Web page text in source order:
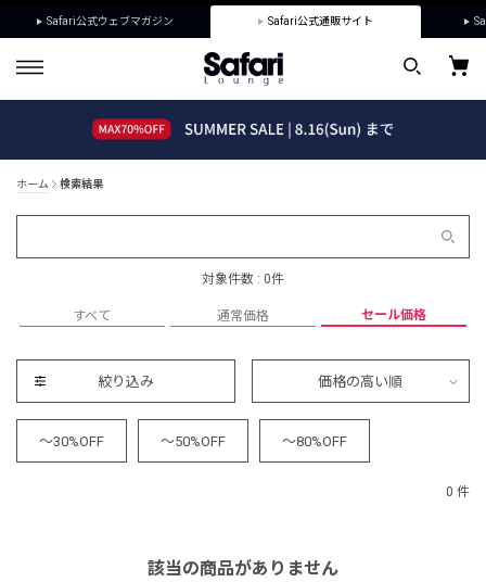
Safari公式ウェブマガジン Safari公式通販サイト
ホーム 検索結果
対象件数 : 0件
すべて 通常価格 セール価格
絞り込み 価格の高い順
～30%OFF ～50%OFF ～80%OFF
0 件
該当の商品がありません